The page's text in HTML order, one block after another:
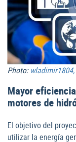
Photo:
Mayor
motores de
El objetivo del
utilizar la energía